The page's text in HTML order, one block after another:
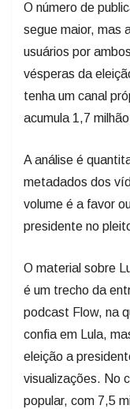
O número de
segue maior, mas
usuários por
vésperas da
tenha um canal
acumula 1,7
A análise é
metadados dos
volume é a favor
presidente no
O material sobre
é um trecho da
podcast Flow, na
confia em Lula,
eleição a
visualizações. No
popular, com 7,5